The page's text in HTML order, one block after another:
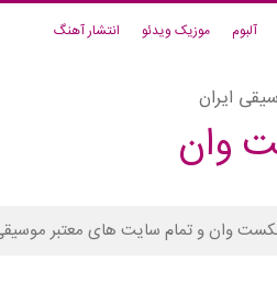
آلبوم موزیک ویدئو انتشار آهنگ
ایران
وان
وان و تمام سایت های معتبر